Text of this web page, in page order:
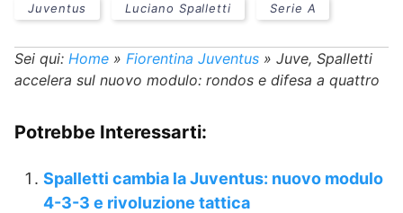
Juventus Luciano Spalletti Serie A
Sei qui: Home » Fiorentina Juventus » Juve, Spalletti
accelera sul nuovo modulo: rondos e difesa a quattro
Potrebbe Interessarti:
Spalletti cambia la Juventus: nuovo modulo
4-3-3 e rivoluzione tattica